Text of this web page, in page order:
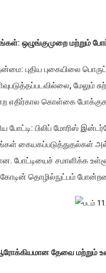
ஒழுங்குமுறை மற்றும்
புதிய புகையிலை
மேலும்
கொள்கை
போட்டி: பிலிப் மோரிஸ்
கையகப்படுத்துதல்கள்
போட்டியைச் சமாளிக்க
தொழில்நுட்பம்
தேவை மற்றும்